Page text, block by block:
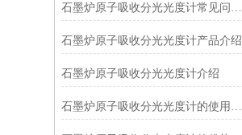
石墨炉原子吸收分光光度计常见问题解答
石墨炉原子吸收分光光度计产品介绍
石墨炉原子吸收分光光度计介绍
石墨炉原子吸收分光光度计的使用方法很简单